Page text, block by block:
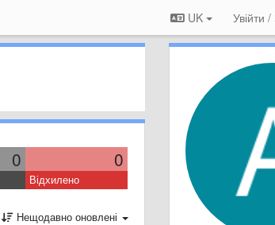
UK Увійти
0 0
Відхилено
Нещодавно оновлені